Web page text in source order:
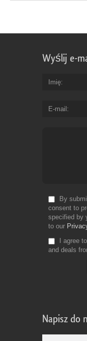
Wyślij e-
Imię
E-mail
By
consent to
specified by
to our
I agree
and deals
Napisz do